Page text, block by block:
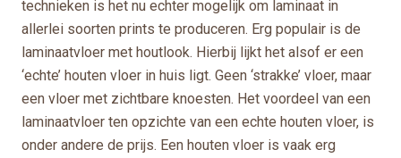
technieken is het nu echter mogelijk om laminaat in
allerlei soorten prints te produceren. Erg populair is de
laminaatvloer met houtlook. Hierbij lijkt het alsof er een
‘echte’ houten vloer in huis ligt. Geen ‘strakke’ vloer, maar
een vloer met zichtbare knoesten. Het voordeel van een
laminaatvloer ten opzichte van een echte houten vloer, is
onder andere de prijs. Een houten vloer is vaak erg